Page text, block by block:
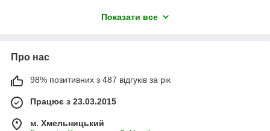
косах і ажурних узорах. Тепла за рахунок вовни у складі
пряжі, легко в'яжеться,
красиво виглядає у виробі, економічна витрата нитки.
Класична пряжа для зимового сезону, може
використовуватися для дитячої та дорослої одягу. З цієї пряжі
можна в'язати красиві ніжні ажурні шалі, легкі ажурні
кофтинки, шапки, снуди, кардигани. Нитка відмінно підходить
Показати все
Про нас
98% позитивних з 487 відгуків за рік
Працює з 23.03.2015
м. Хмельницький